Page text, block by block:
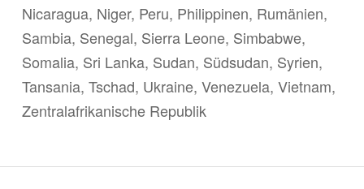
Nicaragua, Niger, Peru, Philippinen, Rumänien,
Sambia, Senegal, Sierra Leone, Simbabwe,
Somalia, Sri Lanka, Sudan, Südsudan, Syrien,
Tansania, Tschad, Ukraine, Venezuela, Vietnam,
Zentralafrikanische Republik